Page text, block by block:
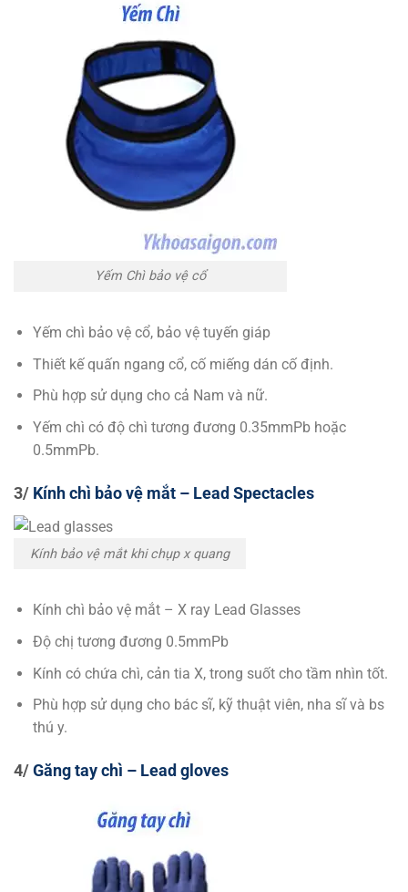
Yếm Chì bảo vệ cổ
Yếm chì bảo vệ cổ, bảo vệ tuyến giáp
Thiết kế quấn ngang cổ, cố miếng dán cố định.
Phù hợp sử dụng cho cả Nam và nữ.
Yếm chì có độ chì tương đương 0.35mmPb hoặc
0.5mmPb.
3/ Kính chì bảo vệ mắt – Lead Spectacles
Kính bảo vệ mắt khi chụp x quang
Kính chì bảo vệ mắt – X ray Lead Glasses
Độ chị tương đương 0.5mmPb
Kính có chứa chì, cản tia X, trong suốt cho tầm nhìn tốt.
Phù hợp sử dụng cho bác sĩ, kỹ thuật viên, nha sĩ và bs
thú y.
4/Găng tay chì – Lead gloves